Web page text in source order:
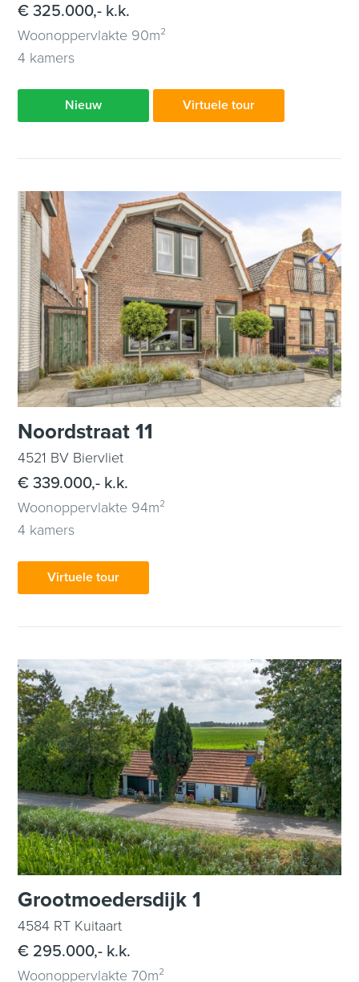
€ 325.000,- k.k.
Woonoppervlakte 90m²
4 kamers
Nieuw Virtuele tour
Noordstraat 11
4521 BV Biervliet
€ 339.000,- k.k.
Woonoppervlakte 94m²
4 kamers
Virtuele tour
Grootmoedersdijk 1
4584 RT Kuitaart
€ 295.000,- k.k.
Woonoppervlakte 70m²